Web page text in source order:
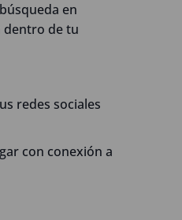
en
dentro de tu
redes sociales
con conexión a